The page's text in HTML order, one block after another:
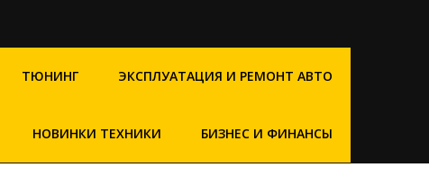
ТЮНИНГ ЭКСПЛУАТАЦИЯ И РЕМОНТ АВТО
НОВИНКИ ТЕХНИКИ БИЗНЕС И ФИНАНСЫ